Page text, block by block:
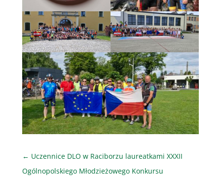
← Uczennice DLO w Raciborzu laureatkami XXXII
Ogólnopolskiego Młodzieżowego Konkursu